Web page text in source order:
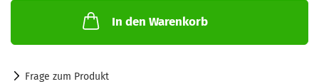
In den Warenkorb
Frage zum Produkt